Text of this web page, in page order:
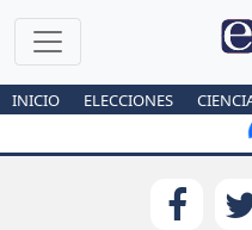
INICIO ELECCIONES